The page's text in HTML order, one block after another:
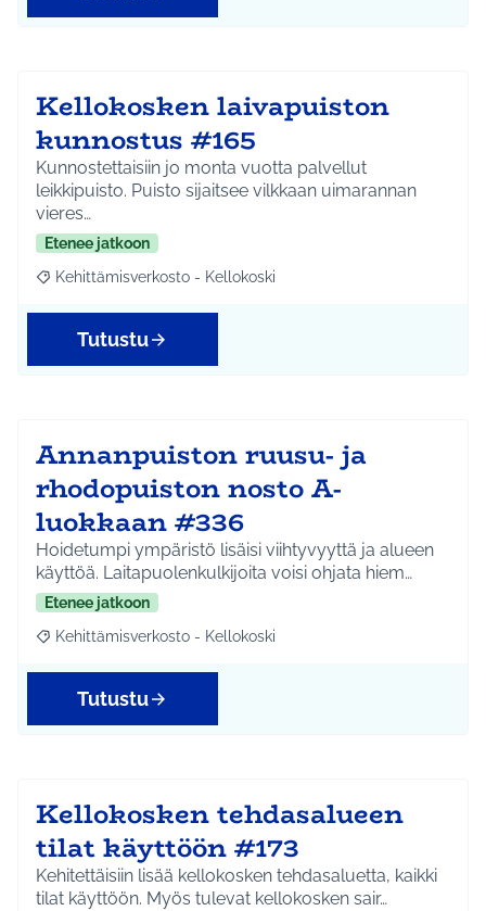
Kellokosken laivapuiston
kunnostus #165
Kunnostettaisiin jo monta vuotta palvellut
leikkipuisto. Puisto sijaitsee vilkkaan uimarannan
vieres…
Etenee jatkoon
Rajaa tulokset aihepiirin mukaan: Kehittämisverkosto -
Kehittämisverkosto - Kellokoski
Tutustu
Annanpuiston ruusu- ja
rhodopuiston nosto A-
luokkaan #336
Hoidetumpi ympäristö lisäisi viihtyvyyttä ja alueen
käyttöä. Laitapuolenkulkijoita voisi ohjata hiem…
Etenee jatkoon
Rajaa tulokset aihepiirin mukaan: Kehittämisverkosto -
Kehittämisverkosto - Kellokoski
Tutustu
Kellokosken tehdasalueen
tilat käyttöön #173
Kehitettäisiin lisää kellokosken tehdasaluetta, kaikki
tilat käyttöön. Myös tulevat kellokosken sair…